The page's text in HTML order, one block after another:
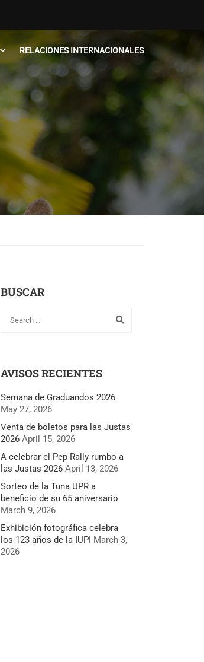
RELACIONES INTERNACIONALES
BUSCAR
AVISOS RECIENTES
Semana de Graduandos 2026
May 27, 2026
Venta de boletos para las Justas
2026 April 15, 2026
A celebrar el Pep Rally rumbo a
las Justas 2026 April 13, 2026
Sorteo de la Tuna UPR a
beneficio de su 65 aniversario
March 9, 2026
Exhibición fotográfica celebra
los 123 años de la IUPI March 3,
2026